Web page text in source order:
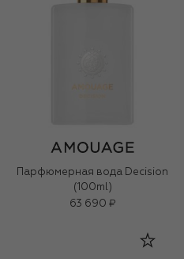
Парфюмерная вода Decision
(100ml)
63 690 ₽